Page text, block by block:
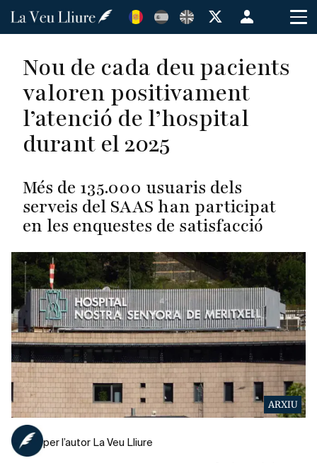
Vés
Menú
de
cuenta
de
usuario
Nou de cada deu pacients
valoren positivament
l’atenció de l’hospital
durant el 2025
Més de 135.000 usuaris dels
serveis del SAAS han participat
en les enquestes de satisfacció
ARXIU
per l’autor La Veu Lliure